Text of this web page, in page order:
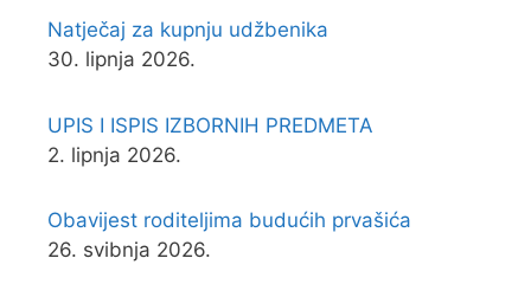
Natječaj za kupnju udžbenika
30. lipnja 2026.
UPIS I ISPIS IZBORNIH PREDMETA
2. lipnja 2026.
Obavijest roditeljima budućih prvašića
26. svibnja 2026.